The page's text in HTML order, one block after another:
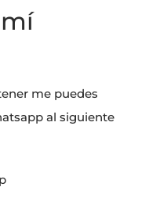
me puedes
al siguiente